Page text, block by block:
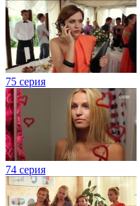
75 серия
74 серия